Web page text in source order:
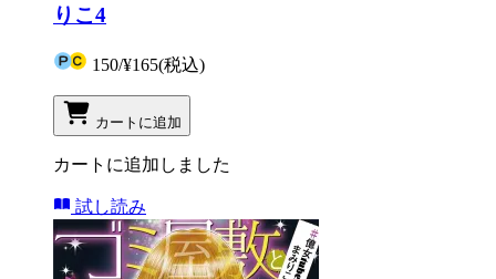
りこ4
150/¥165(税込)
カートに追加
カートに追加しました
試し読み